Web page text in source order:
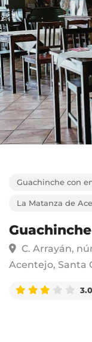
Guachinche con
La Matanza de
C. Arrayán,